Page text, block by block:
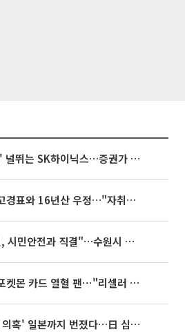
'불안과 기대 사이' 널뛰는 SK하이닉스…증권가 "HBM4·LTA 기반 펀터멘털 견고"
'나혼산' 류혜영, 고경표와 16년산 우정…"자취방서 부모님과 마주쳐"
이재준 시장 "정전, 시민안전과 직결"…수원시 비상대응체계 가동
'차쥐뿔' 이준영, 포켓몬 카드 열혈 팬⋯"리셀러 처단할 것"
축구협회 '성 접대 의혹' 일본까지 번졌다…日 심판 실명 공개